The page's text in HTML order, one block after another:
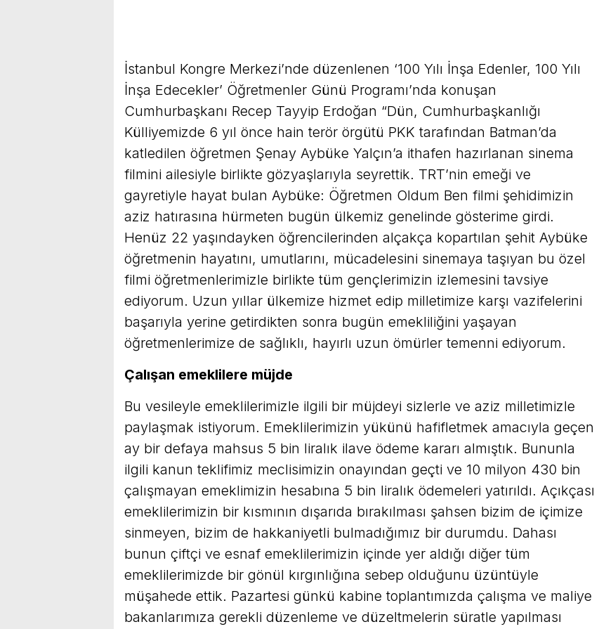
İstanbul Kongre Merkezi’nde düzenlenen ‘100 Yılı İnşa Edenler, 100 Yılı
İnşa Edecekler’ Öğretmenler Günü Programı’nda konuşan
Cumhurbaşkanı Recep Tayyip Erdoğan “Dün, Cumhurbaşkanlığı
Külliyemizde 6 yıl önce hain terör örgütü PKK tarafından Batman’da
katledilen öğretmen Şenay Aybüke Yalçın’a ithafen hazırlanan sinema
filmini ailesiyle birlikte gözyaşlarıyla seyrettik. TRT’nin emeği ve
gayretiyle hayat bulan Aybüke: Öğretmen Oldum Ben filmi şehidimizin
aziz hatırasına hürmeten bugün ülkemiz genelinde gösterime girdi.
Henüz 22 yaşındayken öğrencilerinden alçakça kopartılan şehit Aybüke
öğretmenin hayatını, umutlarını, mücadelesini sinemaya taşıyan bu özel
filmi öğretmenlerimizle birlikte tüm gençlerimizin izlemesini tavsiye
ediyorum. Uzun yıllar ülkemize hizmet edip milletimize karşı vazifelerini
başarıyla yerine getirdikten sonra bugün emekliliğini yaşayan
öğretmenlerimize de sağlıklı, hayırlı uzun ömürler temenni ediyorum.
Çalışan emeklilere müjde
Bu vesileyle emeklilerimizle ilgili bir müjdeyi sizlerle ve aziz milletimizle
paylaşmak istiyorum. Emeklilerimizin yükünü hafifletmek amacıyla geçen
ay bir defaya mahsus 5 bin liralık ilave ödeme kararı almıştık. Bununla
ilgili kanun teklifimiz meclisimizin onayından geçti ve 10 milyon 430 bin
çalışmayan emeklimizin hesabına 5 bin liralık ödemeleri yatırıldı. Açıkçası
emeklilerimizin bir kısmının dışarıda bırakılması şahsen bizim de içimize
sinmeyen, bizim de hakkaniyetli bulmadığımız bir durumdu. Dahası
bunun çiftçi ve esnaf emeklilerimizin içinde yer aldığı diğer tüm
emeklilerimizde bir gönül kırgınlığına sebep olduğunu üzüntüyle
müşahede ettik. Pazartesi günkü kabine toplantımızda çalışma ve maliye
bakanlarımıza gerekli düzenleme ve düzeltmelerin süratle yapılması